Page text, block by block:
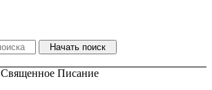
Священное Писание